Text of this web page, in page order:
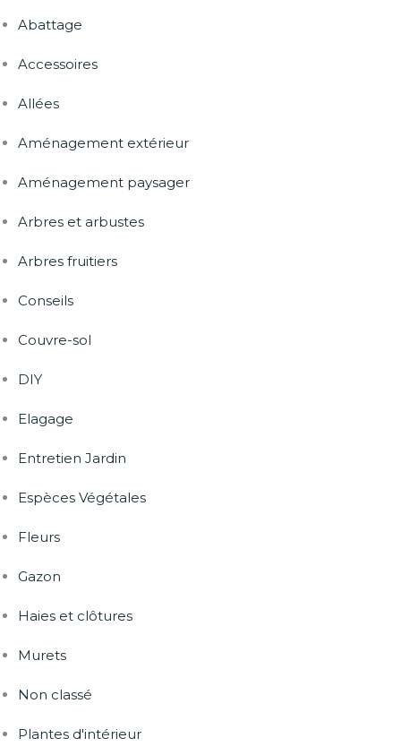
Abattage
Accessoires
Allées
Aménagement extérieur
Aménagement paysager
Arbres et arbustes
Arbres fruitiers
Conseils
Couvre-sol
DIY
Elagage
Entretien Jardin
Espèces Végétales
Fleurs
Gazon
Haies et clôtures
Murets
Non classé
Plantes d'intérieur